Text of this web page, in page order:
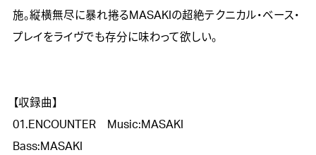
施。縦横無尽に暴れ捲るMASAKIの超絶テクニカル・ベース・
プレイをライヴでも存分に味わって欲しい。
【収録曲】
01.ENCOUNTER　Music:MASAKI
Bass:MASAKI